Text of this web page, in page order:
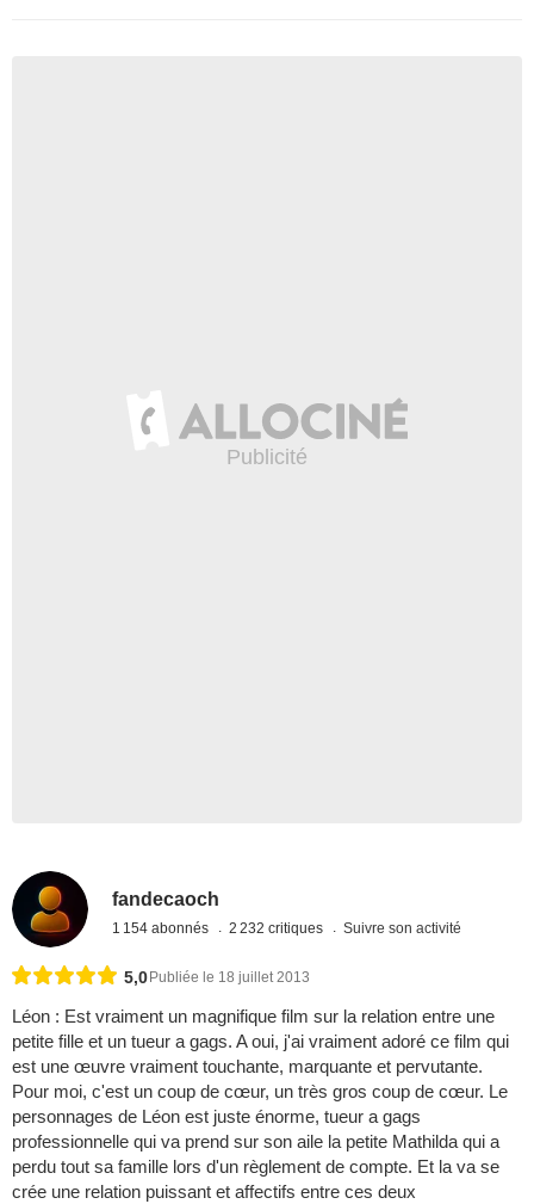
fandecaoch
1 154 abonnés 2 232 critiques Suivre son activité
5,0 Publiée le 18 juillet 2013
Léon : Est vraiment un magnifique film sur la relation entre une
petite fille et un tueur a gags. A oui, j'ai vraiment adoré ce film qui
est une œuvre vraiment touchante, marquante et pervutante.
Pour moi, c'est un coup de cœur, un très gros coup de cœur. Le
personnages de Léon est juste énorme, tueur a gags
professionnelle qui va prend sur son aile la petite Mathilda qui a
perdu tout sa famille lors d'un règlement de compte. Et la va se
crée une relation puissant et affectifs entre ces deux